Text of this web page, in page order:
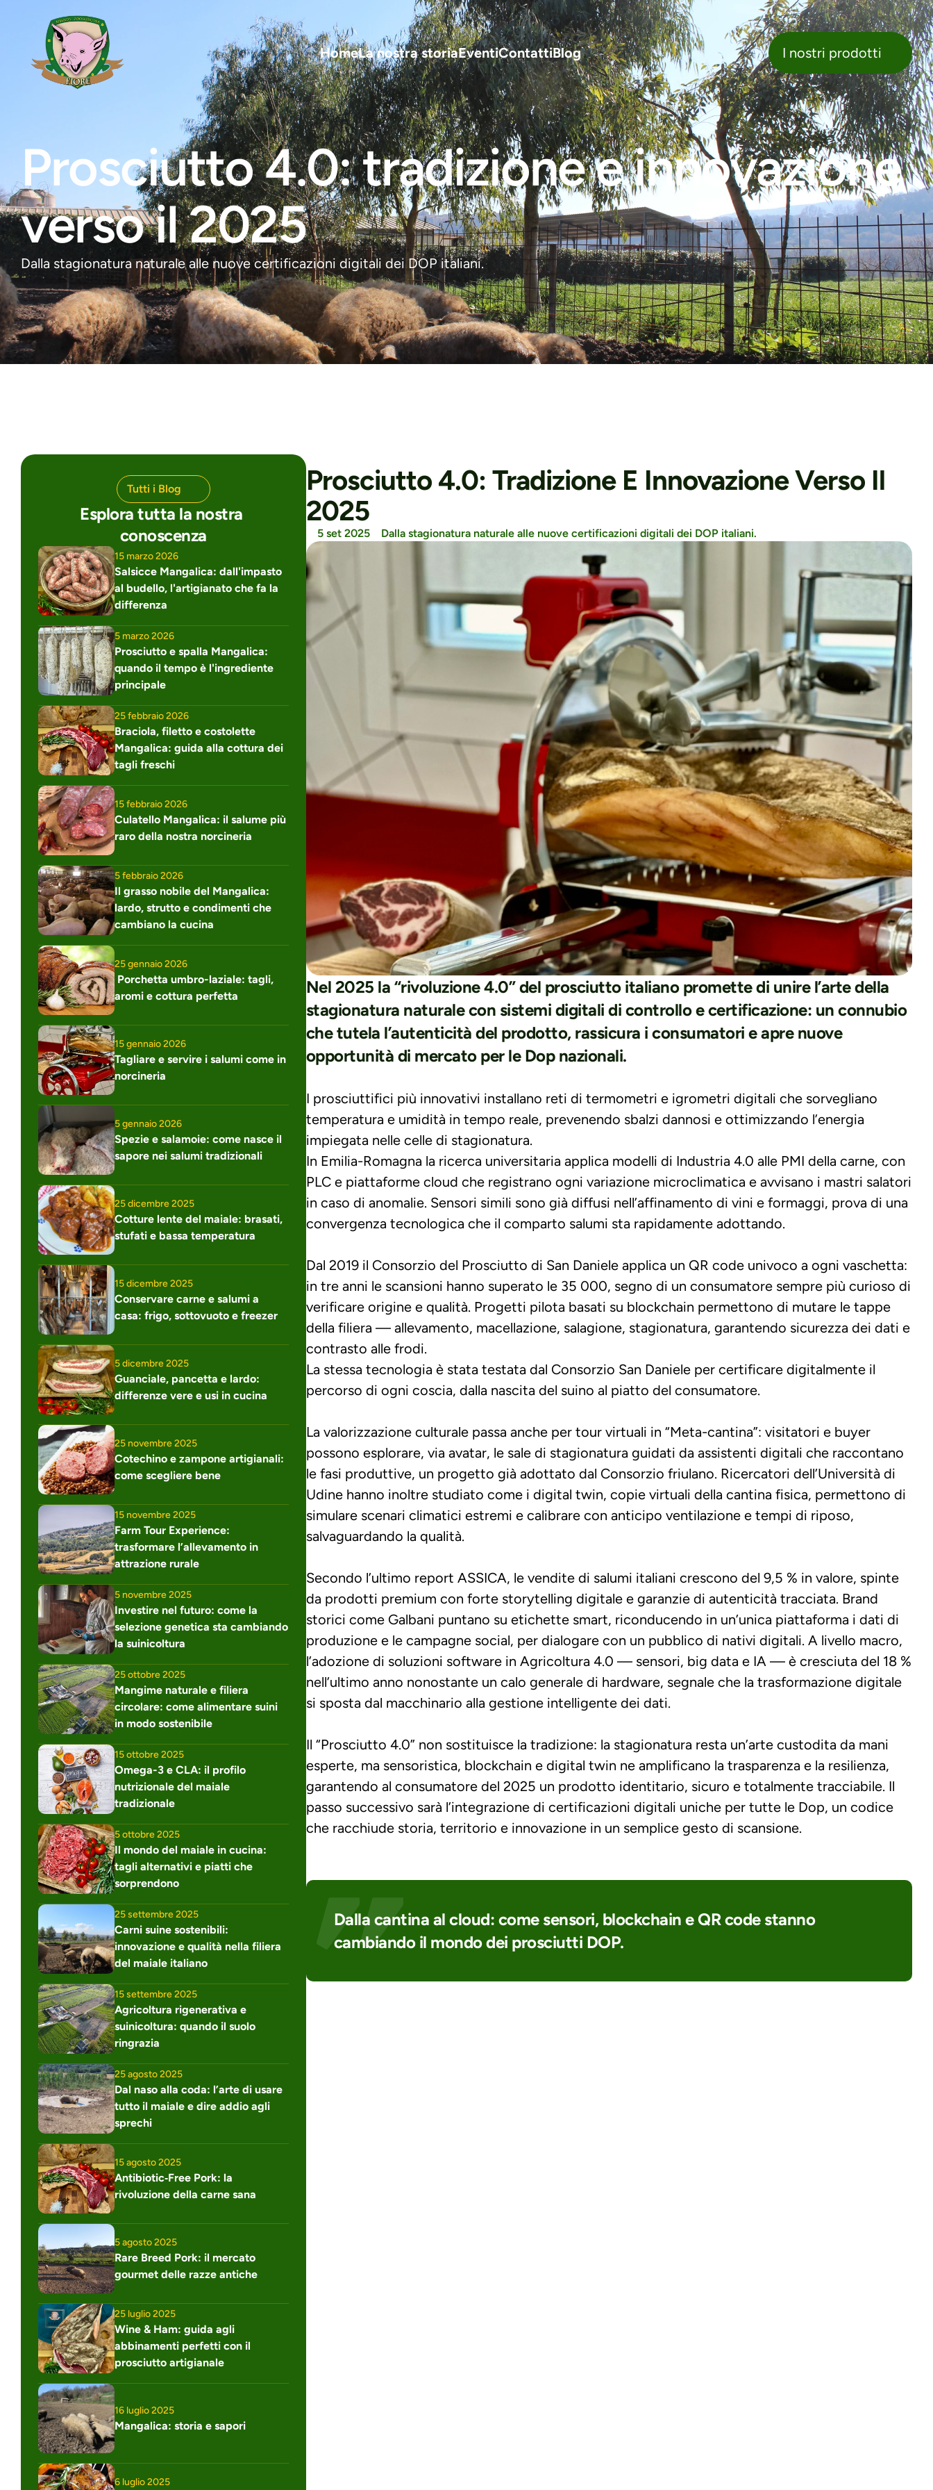
HomeLa nostra storiaEventiContattiBlog I nostri prodotti
I nostri prodotti
Prosciutto 4.0: tradizione e innovazione
verso il 2025
Dalla stagionatura naturale alle nuove certificazioni digitali dei DOP italiani.
Tutti i Blog
Esplora tutta la nostra
conoscenza
15 marzo 2026
Salsicce Mangalica: dall'impasto
al budello, l'artigianato che fa la
differenza
5 marzo 2026
Prosciutto e spalla Mangalica:
quando il tempo è l'ingrediente
principale
25 febbraio 2026
Braciola, filetto e costolette
Mangalica: guida alla cottura dei
tagli freschi
15 febbraio 2026
Culatello Mangalica: il salume più
raro della nostra norcineria
5 febbraio 2026
Il grasso nobile del Mangalica:
lardo, strutto e condimenti che
cambiano la cucina
25 gennaio 2026
aromi e cottura perfetta
15 gennaio 2026
Tagliare e servire i salumi come in
norcineria
5 gennaio 2026
Spezie e salamoie: come nasce il
sapore nei salumi tradizionali
25 dicembre 2025
Cotture lente del maiale: brasati,
stufati e bassa temperatura
15 dicembre 2025
Conservare carne e salumi a
casa: frigo, sottovuoto e freezer
5 dicembre 2025
Guanciale, pancetta e lardo:
differenze vere e usi in cucina
25 novembre 2025
Cotechino e zampone artigianali:
come scegliere bene
15 novembre 2025
Farm Tour Experience:
trasformare l’allevamento in
attrazione rurale
5 novembre 2025
Investire nel futuro: come la
selezione genetica sta cambiando
la suinicoltura
25 ottobre 2025
Mangime naturale e filiera
circolare: come alimentare suini
in modo sostenibile
15 ottobre 2025
Omega-3 e CLA: il profilo
nutrizionale del maiale
tradizionale
5 ottobre 2025
Il mondo del maiale in cucina:
tagli alternativi e piatti che
sorprendono
25 settembre 2025
Carni suine sostenibili:
innovazione e qualità nella filiera
del maiale italiano
15 settembre 2025
Agricoltura rigenerativa e
suinicoltura: quando il suolo
ringrazia
25 agosto 2025
Dal naso alla coda: l’arte di usare
tutto il maiale e dire addio agli
sprechi
15 agosto 2025
Antibiotic‑Free Pork: la
rivoluzione della carne sana
5 agosto 2025
Rare Breed Pork: il mercato
gourmet delle razze antiche
25 luglio 2025
Wine & Ham: guida agli
abbinamenti perfetti con il
prosciutto artigianale
16 luglio 2025
Mangalica: storia e sapori
6 luglio 2025
Prosciutto 4.0: Tradizione E Innovazione Verso Il
2025
5 set 2025 Dalla stagionatura naturale alle nuove certificazioni digitali dei DOP italiani.
Nel 2025 la “rivoluzione 4.0” del prosciutto italiano promette di unire l’arte della
stagionatura naturale con sistemi digitali di controllo e certificazione: un connubio
che tutela l’autenticità del prodotto, rassicura i consumatori e apre nuove
opportunità di mercato per le Dop nazionali.
I prosciuttifici più innovativi installano reti di termometri e igrometri digitali che sorvegliano
temperatura e umidità in tempo reale, prevenendo sbalzi dannosi e ottimizzando l’energia
impiegata nelle celle di stagionatura.
In Emilia-Romagna la ricerca universitaria applica modelli di Industria 4.0 alle PMI della carne, con
PLC e piattaforme cloud che registrano ogni variazione microclimatica e avvisano i mastri salatori
in caso di anomalie. Sensori simili sono già diffusi nell’affinamento di vini e formaggi, prova di una
convergenza tecnologica che il comparto salumi sta rapidamente adottando.
Dal 2019 il Consorzio del Prosciutto di San Daniele applica un QR code univoco a ogni vaschetta:
in tre anni le scansioni hanno superato le 35 000, segno di un consumatore sempre più curioso di
verificare origine e qualità. Progetti pilota basati su blockchain permettono di mutare le tappe
della filiera — allevamento, macellazione, salagione, stagionatura, garantendo sicurezza dei dati e
contrasto alle frodi.
La stessa tecnologia è stata testata dal Consorzio San Daniele per certificare digitalmente il
percorso di ogni coscia, dalla nascita del suino al piatto del consumatore.
La valorizzazione culturale passa anche per tour virtuali in “Meta-cantina”: visitatori e buyer
possono esplorare, via avatar, le sale di stagionatura guidati da assistenti digitali che raccontano
le fasi produttive, un progetto già adottato dal Consorzio friulano. Ricercatori dell’Università di
Udine hanno inoltre studiato come i digital twin, copie virtuali della cantina fisica, permettono di
simulare scenari climatici estremi e calibrare con anticipo ventilazione e tempi di riposo,
salvaguardando la qualità.
Secondo l’ultimo report ASSICA, le vendite di salumi italiani crescono del 9,5 % in valore, spinte
da prodotti premium con forte storytelling digitale e garanzie di autenticità tracciata. Brand
storici come Galbani puntano su etichette smart, riconducendo in un’unica piattaforma i dati di
produzione e le campagne social, per dialogare con un pubblico di nativi digitali. A livello macro,
l’adozione di soluzioni software in Agricoltura 4.0 — sensori, big data e IA — è cresciuta del 18 %
nell’ultimo anno nonostante un calo generale di hardware, segnale che la trasformazione digitale
si sposta dal macchinario alla gestione intelligente dei dati.
Il “Prosciutto 4.0” non sostituisce la tradizione: la stagionatura resta un’arte custodita da mani
esperte, ma sensoristica, blockchain e digital twin ne amplificano la trasparenza e la resilienza,
garantendo al consumatore del 2025 un prodotto identitario, sicuro e totalmente tracciabile. Il
passo successivo sarà l’integrazione di certificazioni digitali uniche per tutte le Dop, un codice
che racchiude storia, territorio e innovazione in un semplice gesto di scansione.
Dalla cantina al cloud: come sensori, blockchain e QR code stanno
cambiando il mondo dei prosciutti DOP.